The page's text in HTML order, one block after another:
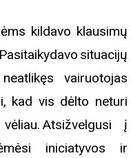
kildavo klausimų
situacijų
vairuotojas
kad vis dėlto neturi
Atsižvelgusi į
iniciatyvos ir